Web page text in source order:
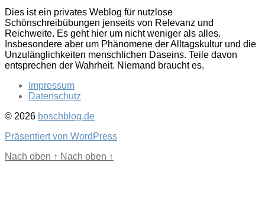
Dies ist ein privates Weblog für nutzlose
Schönschreibübungen jenseits von Relevanz und
Reichweite. Es geht hier um nicht weniger als alles.
Insbesondere aber um Phänomene der Alltagskultur und die
Unzulänglichkeiten menschlichen Daseins. Teile davon
entsprechen der Wahrheit. Niemand braucht es.
Impressum
Datenschutz
© 2026 boschblog.de
Präsentiert von WordPress
Nach oben ↑ Nach oben ↑